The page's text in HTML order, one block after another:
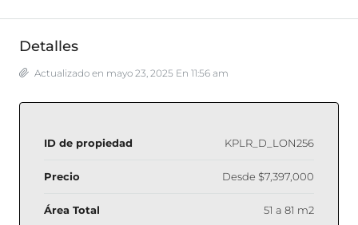
Detalles
Actualizado en mayo 23, 2025 En 11:56 am
ID de propiedad KPLR_D_LON256
Precio Desde $7,397,000
Área Total 51 a 81 m2